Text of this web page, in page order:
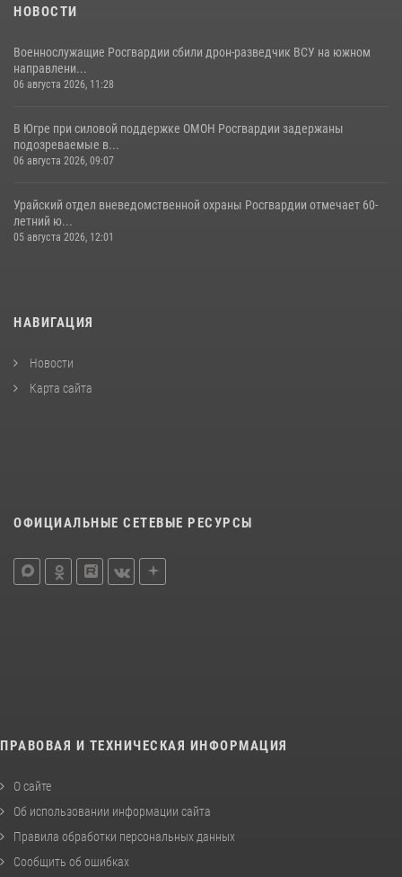
НОВОСТИ
Военнослужащие Росгвардии сбили дрон-разведчик ВСУ на южном
направлени...
06 августа 2026, 11:28
В Югре при силовой поддержке ОМОН Росгвардии задержаны
подозреваемые в...
06 августа 2026, 09:07
Урайский отдел вневедомственной охраны Росгвардии отмечает 60-
летний ю...
05 августа 2026, 12:01
НАВИГАЦИЯ
Новости
Карта сайта
ОФИЦИАЛЬНЫЕ СЕТЕВЫЕ РЕСУРСЫ
ПРАВОВАЯ И ТЕХНИЧЕСКАЯ ИНФОРМАЦИЯ
О сайте
Об использовании информации сайта
Правила обработки персональных данных
Сообщить об ошибках